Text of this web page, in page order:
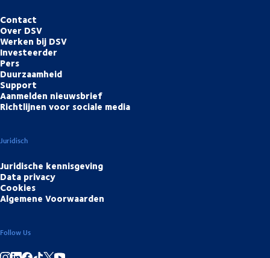
Contact
Over DSV
Werken bij DSV
Investeerder
Pers
Duurzaamheid
Support
Aanmelden nieuwsbrief
Richtlijnen voor sociale media
Juridisch
Juridische kennisgeving
Data privacy
Cookies
Algemene Voorwaarden
Follow Us